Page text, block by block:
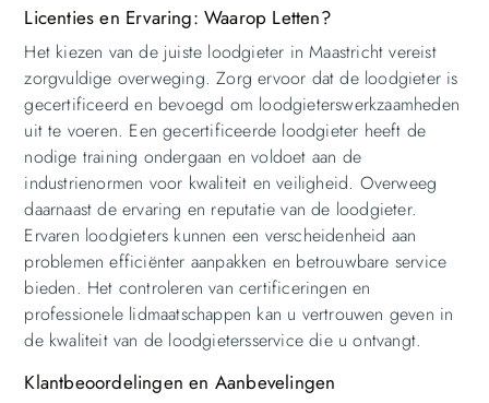
Licenties en Ervaring: Waarop Letten?
Het kiezen van de juiste loodgieter in Maastricht vereist
zorgvuldige overweging. Zorg ervoor dat de loodgieter is
gecertificeerd en bevoegd om loodgieterswerkzaamheden
uit te voeren. Een gecertificeerde loodgieter heeft de
nodige training ondergaan en voldoet aan de
industrienormen voor kwaliteit en veiligheid. Overweeg
daarnaast de ervaring en reputatie van de loodgieter.
Ervaren loodgieters kunnen een verscheidenheid aan
problemen efficiënter aanpakken en betrouwbare service
bieden. Het controleren van certificeringen en
professionele lidmaatschappen kan u vertrouwen geven in
de kwaliteit van de loodgietersservice die u ontvangt.
Klantbeoordelingen en Aanbevelingen